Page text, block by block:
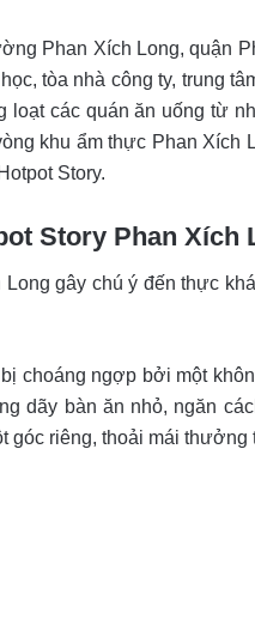
Phan Xích Long, quận
tòa nhà công ty, trung
loạt các quán ăn uống từ
khu ẩm thực Phan Xích
Story.
Story Phan Xích
gây chú ý đến thực
choáng ngợp bởi một
dãy bàn ăn nhỏ, ngăn
góc riêng, thoải mái